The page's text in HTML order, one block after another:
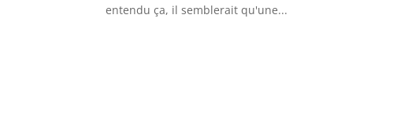
entendu ça, il semblerait qu'une...